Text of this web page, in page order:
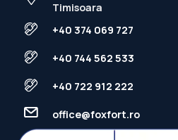
Timisoara
+40 374 069 727
+40 744 562 533
+40 722 912 222
office@foxfort.ro